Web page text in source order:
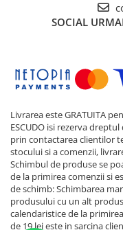
SOCIAL
Livrarea este GRATUITA
ESCUDO isi rezerva
prin contactarea clientilor
stocului si a comenzii,
Schimbul de produse se
de la primirea comenzii si
de schimb: Schimbarea
produsului cu un alt
calendaristice de la
de 19 lei este in sarcina